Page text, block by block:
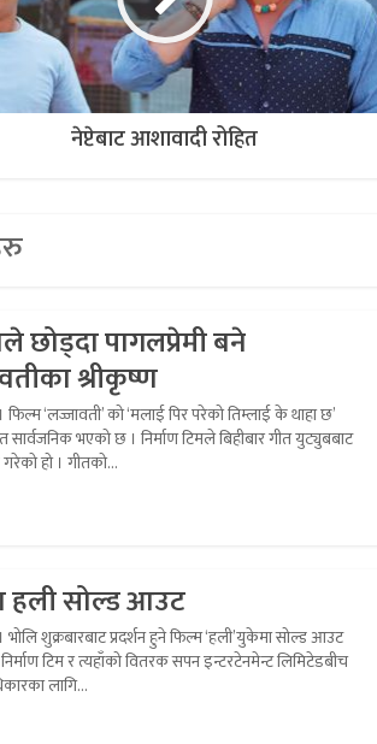
नेप्टेबाट आशावादी रोहित
छोड्दा पागलप्रेमी बने
श्रीकृष्ण
फिल्म ‘लज्जावती’ को ‘मलाई पिर परेको तिम्लाई के थाहा छ’
सार्वजनिक भएको छ । निर्माण टिमले बिहीबार गीत युट्युबबाट
हो । गीतको...
हली सोल्ड आउट
भोलि शुक्रबारबाट प्रदर्शन हुने फिल्म ‘हली’युकेमा सोल्ड आउट
टिम र त्यहाँको वितरक सपन इन्टरटेनमेन्ट लिमिटेडबीच
लागि...